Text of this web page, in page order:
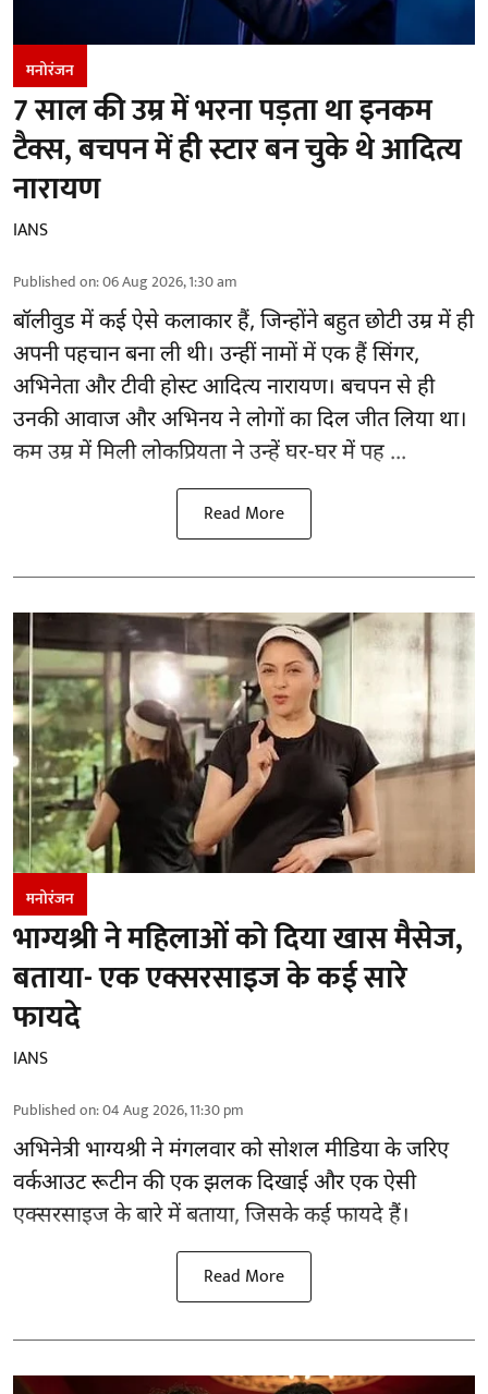
मनोरंजन
7 साल की उम्र में भरना पड़ता था इनकम
टैक्स, बचपन में ही स्टार बन चुके थे आदित्य
नारायण
IANS
Published on:06 Aug 2026, 1:30 am
बॉलीवुडमें कई ऐसे कलाकार हैं, जिन्होंने बहुत छोटी उम्र में ही
अपनी पहचान बना ली थी। उन्हीं नामों में एक हैं सिंगर,
अभिनेता और टीवी होस्ट आदित्य नारायण। बचपन से ही
उनकी आवाज और अभिनय ने लोगों का दिल जीत लिया था।
कम उम्र में मिली लोकप्रियता ने उन्हें घर-घर में पह ...
Read More
मनोरंजन
भाग्यश्री ने महिलाओं को दिया खास मैसेज,
बताया- एक एक्सरसाइज के कई सारे
फायदे
IANS
Published on:04 Aug 2026, 11:30 pm
अभिनेत्री भाग्यश्री ने मंगलवार को सोशल मीडिया के जरिए
वर्कआउट रूटीन की एक झलक दिखाई और एक ऐसी
एक्सरसाइज के बारे में बताया, जिसके कई फायदे हैं।
Read More